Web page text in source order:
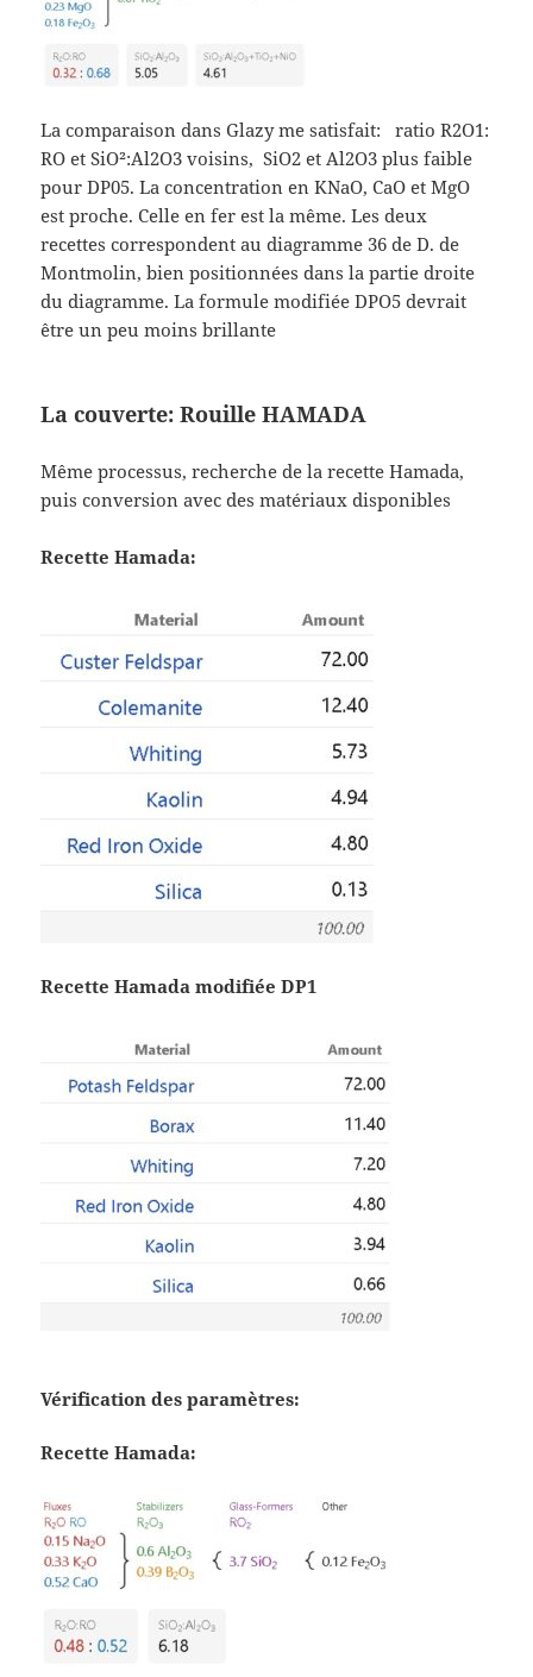
La comparaison dans Glazy me satisfait: ratio R2O1:
RO et SiO²:Al2O3 voisins, SiO2 et Al2O3 plus faible
pour DP05. La concentration en KNaO, CaO et MgO
est proche. Celle en fer est la même. Les deux
recettes correspondent au diagramme 36 de D. de
Montmolin, bien positionnées dans la partie droite
du diagramme. La formule modifiée DPO5 devrait
être un peu moins brillante
La couverte: Rouille HAMADA
Même processus, recherche de la recette Hamada,
puis conversion avec des matériaux disponibles
Recette Hamada:
Recette Hamada modifiée DP1
Vérification des paramètres:
Recette Hamada: